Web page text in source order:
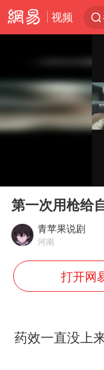
视频
Play
第一次用枪给
青苹果说剧
河南
打开网
药效一直没上